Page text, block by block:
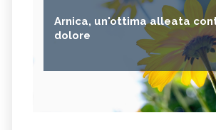
Arnica, un'ottima alleata
dolore